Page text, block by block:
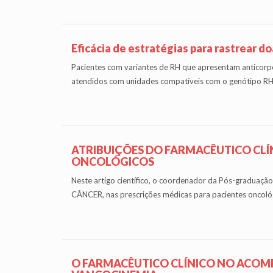
Eficácia de estratégias para rastrear
Pacientes com variantes de RH que apresentam
atendidos com unidades compatíveis com o genótipo
ATRIBUIÇÕES DO FARMACÊUTICO
ONCOLÓGICOS
Neste artigo científico, o coordenador da Pós-
CÂNCER, nas prescrições médicas para pacientes
O FARMACÊUTICO CLÍNICO NO